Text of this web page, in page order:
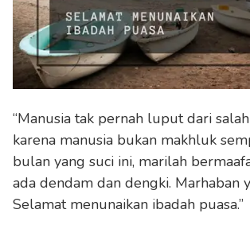
“Manusia tak pernah luput dari
karena manusia bukan makhluk
bulan yang suci ini, marilah
ada dendam dan dengki. Marhaban
Selamat menunaikan ibadah puasa.”